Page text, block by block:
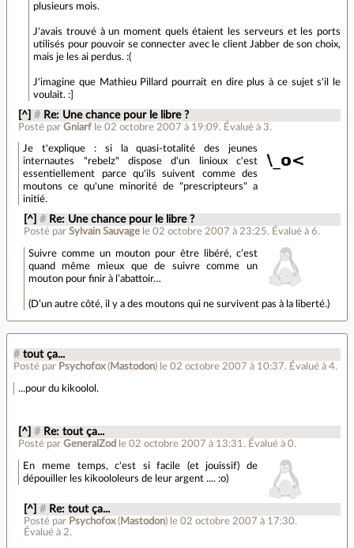
plusieurs mois.
J'avais trouvé à un moment quels étaient les serveurs et les ports
utilisés pour pouvoir se connecter avec le client Jabber de son choix,
mais je les ai perdus. :(
J'imagine que Mathieu Pillard pourrait en dire plus à ce sujet s'il le
voulait. :]
[^] # Re: Une chance pour le libre ?
Posté parGniarf le 02 octobre 2007 à 19:09. Évalué à 3.
Je t'explique : si la quasi-totalité des jeunes
internautes "rebelz" dispose d'un linioux c'est
essentiellement parce qu'ils suivent comme des
moutons ce qu'une minorité de "prescripteurs" a
initié.
[^] # Re: Une chance pour le libre ?
Posté par Sylvain Sauvage le 02 octobre 2007 à 23:25.Évalué à 6.
Suivre comme un mouton pour être libéré, c’est
quand même mieux que de suivre comme un
mouton pour finir à l’abattoir…
(D’un autre côté, il y a des moutons qui ne survivent pas à la liberté.)
# tout ça...
Posté par Psychofox( Mastodon) le 02 octobre 2007 à 10:37. Évalué à 4.
...pour du kikoolol.
[^] # Re: tout ça...
Posté parGeneralZod le 02 octobre 2007 à 13:31 . Évalué à0.
En meme temps, c'est si facile (et jouissif) de
dépouiller les kikoololeurs de leur argent .... :o)
[^] # Re: tout ça...
Posté par Psychofox(Mastodon) le 02 octobre 2007 à 17:30.
Évalué à 2.